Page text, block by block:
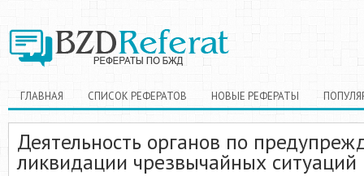
ГЛАВНАЯ СПИСОК РЕФЕРАТОВ НОВЫЕ РЕФЕРАТЫ
Деятельность органов по
ликвидации чрезвычайных ситуаций